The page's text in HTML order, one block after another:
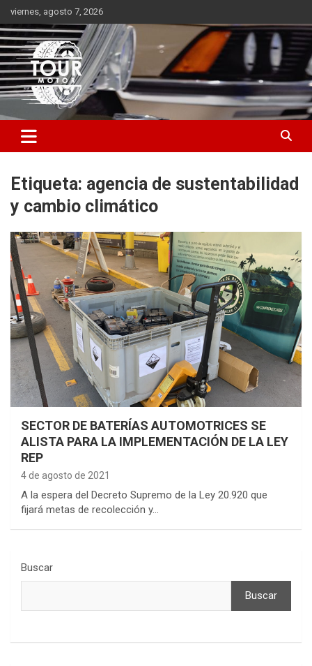
Saltar
al
contenido
viernes, agosto 7, 2026
Tour Motor
Plataforma de contenido audiovisual para el sector automotriz
Etiqueta: agencia de sustentabilidad
y cambio climático
SECTOR DE BATERÍAS AUTOMOTRICES SE
ALISTA PARA LA IMPLEMENTACIÓN DE LA LEY
REP
4 de agosto de 2021
A la espera del Decreto Supremo de la Ley 20.920 que
fijará metas de recolección y…
Buscar
Buscar